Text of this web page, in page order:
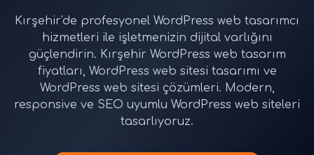
Kırşehir'de profesyonel WordPress web tasarımcı
hizmetleri ile işletmenizin dijital varlığını
güçlendirin. Kırşehir WordPress web tasarım
fiyatları, WordPress web sitesi tasarımı ve
WordPress web sitesi çözümleri. Modern,
responsive ve SEO uyumlu WordPress web siteleri
tasarlıyoruz.